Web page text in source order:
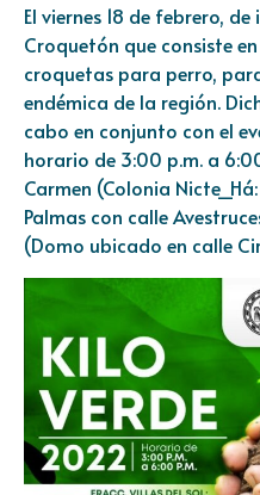
El viernes 18 de febrero,
Croquetón que consiste
croquetas para perro,
endémica de la región.
cabo en conjunto con el
horario de 3:00 p.m. a
Carmen (Colonia
Palmas con calle
(Domo ubicado en calle